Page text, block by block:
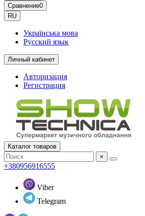
Сравнение0
RU
Українська мова
Русский язык
Личный кабинет
Авторизация
Регистрация
Каталог товаров
×
+380956916555
Viber
Telegram